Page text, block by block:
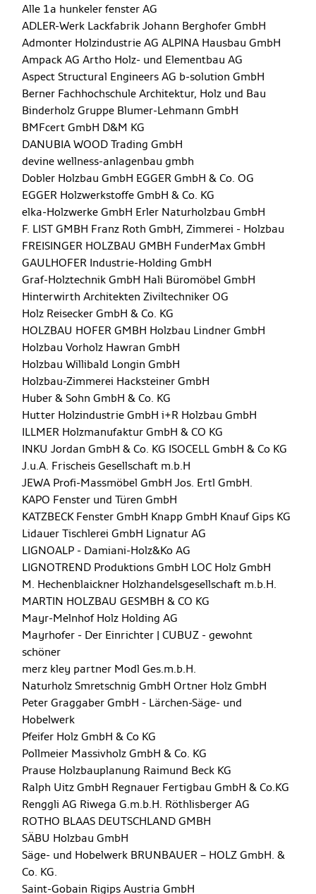
Alle 1a hunkeler fenster AG
ADLER-Werk Lackfabrik Johann Berghofer GmbH
Admonter Holzindustrie AG ALPINA Hausbau GmbH
Ampack AG Artho Holz- und Elementbau AG
Aspect Structural Engineers AG b-solution GmbH
Berner Fachhochschule Architektur, Holz und Bau
Binderholz Gruppe Blumer-Lehmann GmbH
BMFcert GmbH D&M KG
DANUBIA WOOD Trading GmbH
devine wellness-anlagenbau gmbh
Dobler Holzbau GmbH EGGER GmbH & Co. OG
EGGER Holzwerkstoffe GmbH & Co. KG
elka-Holzwerke GmbH Erler Naturholzbau GmbH
F. LIST GMBH Franz Roth GmbH, Zimmerei - Holzbau
FREISINGER HOLZBAU GMBH FunderMax GmbH
GAULHOFER Industrie-Holding GmbH
Graf-Holztechnik GmbH Hali Büromöbel GmbH
Hinterwirth Architekten Ziviltechniker OG
Holz Reisecker GmbH & Co. KG
HOLZBAU HOFER GMBH Holzbau Lindner GmbH
Holzbau Vorholz Hawran GmbH
Holzbau Willibald Longin GmbH
Holzbau-Zimmerei Hacksteiner GmbH
Huber & Sohn GmbH & Co. KG
Hutter Holzindustrie GmbH i+R Holzbau GmbH
ILLMER Holzmanufaktur GmbH & CO KG
INKU Jordan GmbH & Co. KG ISOCELL GmbH & Co KG
J.u.A. Frischeis Gesellschaft m.b.H
JEWA Profi-Massmöbel GmbH Jos. Ertl GmbH.
KAPO Fenster und Türen GmbH
KATZBECK Fenster GmbH Knapp GmbH Knauf Gips KG
Lidauer Tischlerei GmbH Lignatur AG
LIGNOALP - Damiani-Holz&Ko AG
LIGNOTREND Produktions GmbH LOC Holz GmbH
M. Hechenblaickner Holzhandelsgesellschaft m.b.H.
MARTIN HOLZBAU GESMBH & CO KG
Mayr-Melnhof Holz Holding AG
Mayrhofer - Der Einrichter | CUBUZ - gewohnt
schöner
merz kley partner Modl Ges.m.b.H.
Naturholz Smretschnig GmbH Ortner Holz GmbH
Peter Graggaber GmbH - Lärchen-Säge- und
Hobelwerk
Pfeifer Holz GmbH & Co KG
Pollmeier Massivholz GmbH & Co. KG
Prause Holzbauplanung Raimund Beck KG
Ralph Uitz GmbH Regnauer Fertigbau GmbH & Co.KG
Renggli AG Riwega G.m.b.H. Röthlisberger AG
ROTHO BLAAS DEUTSCHLAND GMBH
SÄBU Holzbau GmbH
Säge- und Hobelwerk BRUNBAUER – HOLZ GmbH. &
Co. KG.
Saint-Gobain Rigips Austria GmbH